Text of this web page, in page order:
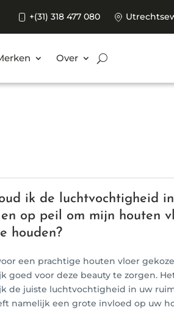
+(31) 318 477 080
Over
ik de luchtvochtigheid
op peil om mijn houten
houden?
een prachtige houten vloer
goed voor deze beauty te zorgen.
de juiste luchtvochtigheid in uw
namelijk een grote invloed op uw